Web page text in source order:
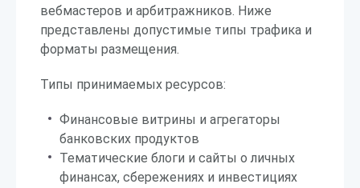
вебмастеров и арбитражников. Ниже
представлены допустимые типы трафика и
форматы размещения.
Типы принимаемых ресурсов:
Финансовые витрины и агрегаторы
банковских продуктов
Тематические блоги и сайты о личных
финансах, сбережениях и инвестициях